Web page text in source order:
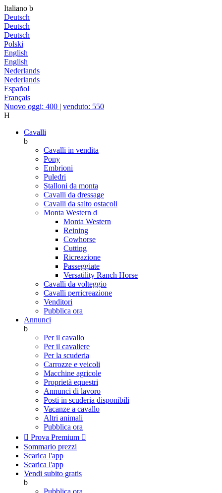
Italiano b
Deutsch
Deutsch
Deutsch
Polski
English
English
Nederlands
Nederlands
Español
Français
Nuovo oggi: 400 | venduto: 550
H
Cavalli
b
Cavalli in vendita
Pony
Embrioni
Puledri
Stalloni da monta
Cavalli da dressage
Cavalli da salto ostacoli
Monta Western d
Monta Western
Reining
Cowhorse
Cutting
Ricreazione
Passeggiate
Versatility Ranch Horse
Cavalli da volteggio
Cavalli perricreazione
Venditori
Pubblica ora
Annunci
b
Per il cavallo
Per il cavaliere
Per la scuderia
Carrozze e veicoli
Macchine agricole
Proprietà equestri
Annunci di lavoro
Posti in scuderia disponibili
Vacanze a cavallo
Altri animali
Pubblica ora
 Prova Premium 
Sommario prezzi
Scarica l'app
Scarica l'app
Vendi subito gratis
b
Pubblica ora